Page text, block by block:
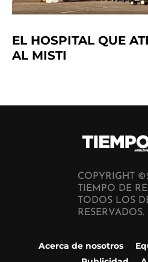
EL HOSPITAL QUE
AL MISTI
COPYRIGHT
TIEMPO DE
TODOS LOS
RESERVADOS.
Acerca de nosotros